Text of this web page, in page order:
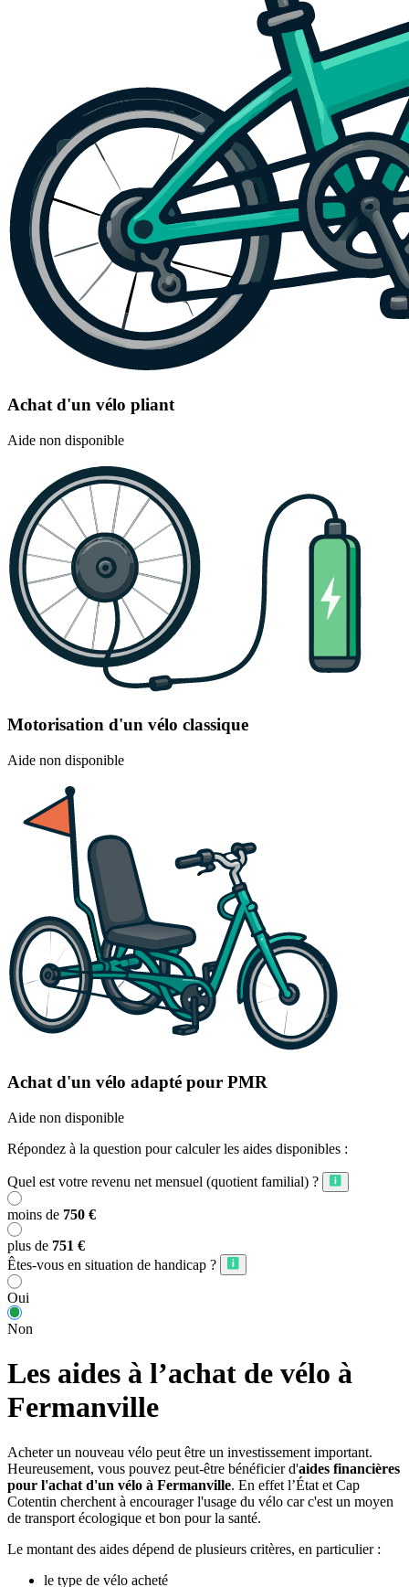
Achat d'un vélo pliant
Aide non disponible
Motorisation d'un vélo classique
Aide non disponible
Achat d'un vélo adapté pour PMR
Aide non disponible
Répondez à la question pour calculer les aides disponibles :
Quel est votre revenu net mensuel (quotient familial) ?
moins de 750 €
plus de 751 €
Êtes-vous en situation de handicap ?
Oui
Non
Les aides à l’achat de vélo à
Fermanville
Acheter un nouveau vélo peut être un investissement important.
Heureusement, vous pouvez peut-être bénéficier d'aides financières
pour l'achat d'un vélo à Fermanville. En effet l’État et Cap
Cotentin cherchent à encourager l'usage du vélo car c'est un moyen
de transport écologique et bon pour la santé.
Le montant des aides dépend de plusieurs critères, en particulier :
le type de vélo acheté